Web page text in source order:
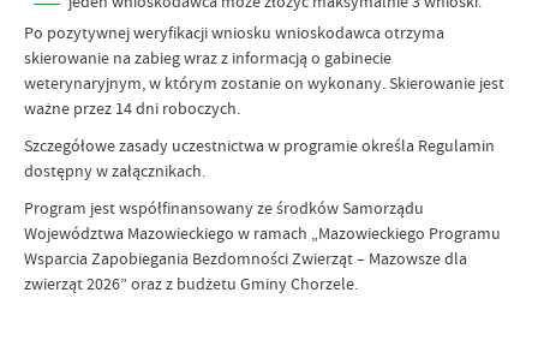
Po pozytywnej weryfikacji wniosku wnioskodawca otrzyma
skierowanie na zabieg wraz z informacją o gabinecie
weterynaryjnym, w którym zostanie on wykonany. Skierowanie jest
ważne przez 14 dni roboczych.
Szczegółowe zasady uczestnictwa w programie określa Regulamin
dostępny w załącznikach.
Program jest współfinansowany ze środków Samorządu
Województwa Mazowieckiego w ramach „Mazowieckiego Programu
Wsparcia Zapobiegania Bezdomności Zwierząt – Mazowsze dla
zwierząt 2026” oraz z budżetu Gminy Chorzele.